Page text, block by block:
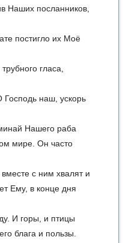
Наших посланников,
постигло их Моё
гласа,
Господь наш, ускорь
Нашего раба
мире. Он часто
с ним хвалят и
Ему, в конце дня
И горы, и птицы
блага и пользы.